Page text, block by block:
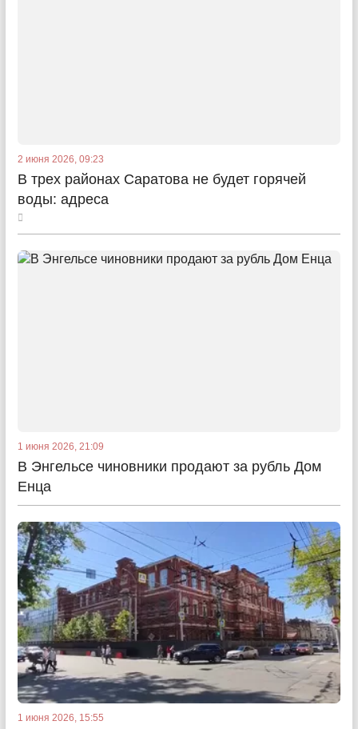
2 июня 2026, 09:23
В трех районах Саратова не будет горячей
воды: адреса
1 июня 2026, 21:09
В Энгельсе чиновники продают за рубль Дом
Енца
1 июня 2026, 15:55